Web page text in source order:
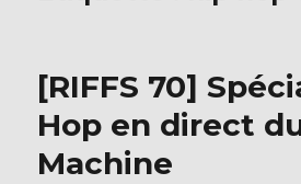
[RIFFS 70]
Hop en direct
Machine